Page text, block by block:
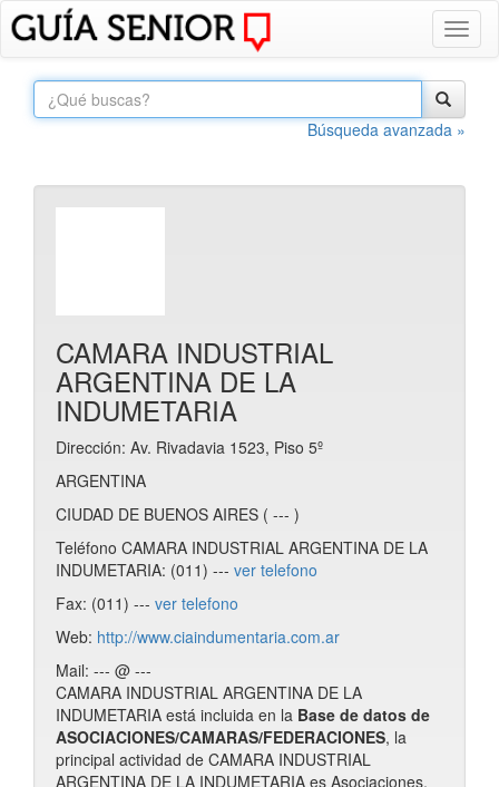
Búsqueda avanzada »
CAMARA INDUSTRIAL
ARGENTINA DE LA
INDUMETARIA
Dirección: Av. Rivadavia 1523, Piso 5º
ARGENTINA
CIUDAD DE BUENOS AIRES ( --- )
Teléfono CAMARA INDUSTRIAL ARGENTINA DE LA
INDUMETARIA: (011) --- ver telefono
Fax: (011) --- ver telefono
Web: http://www.ciaindumentaria.com.ar
Mail: --- @ ---
CAMARA INDUSTRIAL ARGENTINA DE LA
INDUMETARIA está incluida en la Base de datos de
ASOCIACIONES/CAMARAS/FEDERACIONES, la
principal actividad de CAMARA INDUSTRIAL
ARGENTINA DE LA INDUMETARIA es Asociaciones,